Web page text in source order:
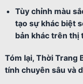
Tùy chỉnh màu
tạo sự khác biệt
bản khác trên thị
Tóm lại, Thời Trang
tính chuyên sâu và